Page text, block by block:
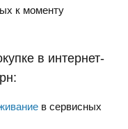
к моменту
в интернет-
в сервисных